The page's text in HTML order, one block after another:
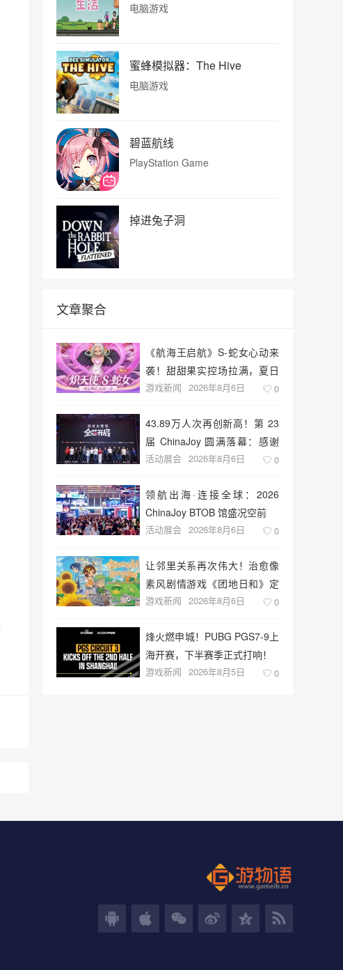
电脑游戏
蜜蜂模拟器：The Hive
电脑游戏
碧蓝航线
PlayStation Game
掉进兔子洞
文章聚合
《航海王启航》S-蛇女心动来
袭！甜甜果实控场拉满，夏日
盛宴开启
游戏新闻 2026年8月6日 0
43.89万人次再创新高！第 23
届 ChinaJoy 圆满落幕：感谢
有你，共赴这场“与 AI 同游”的
活动展会 2026年8月6日 0
领航出海·连接全球：2026
ChinaJoy BTOB 馆盛况空前
活动展会 2026年8月6日 0
让邻里关系再次伟大！治愈像
素风剧情游戏《团地日和》定
档10月30日发售
游戏新闻 2026年8月6日 0
烽火燃申城！PUBG PGS7-9上
海开赛，下半赛季正式打响！
游戏新闻 2026年8月5日 0